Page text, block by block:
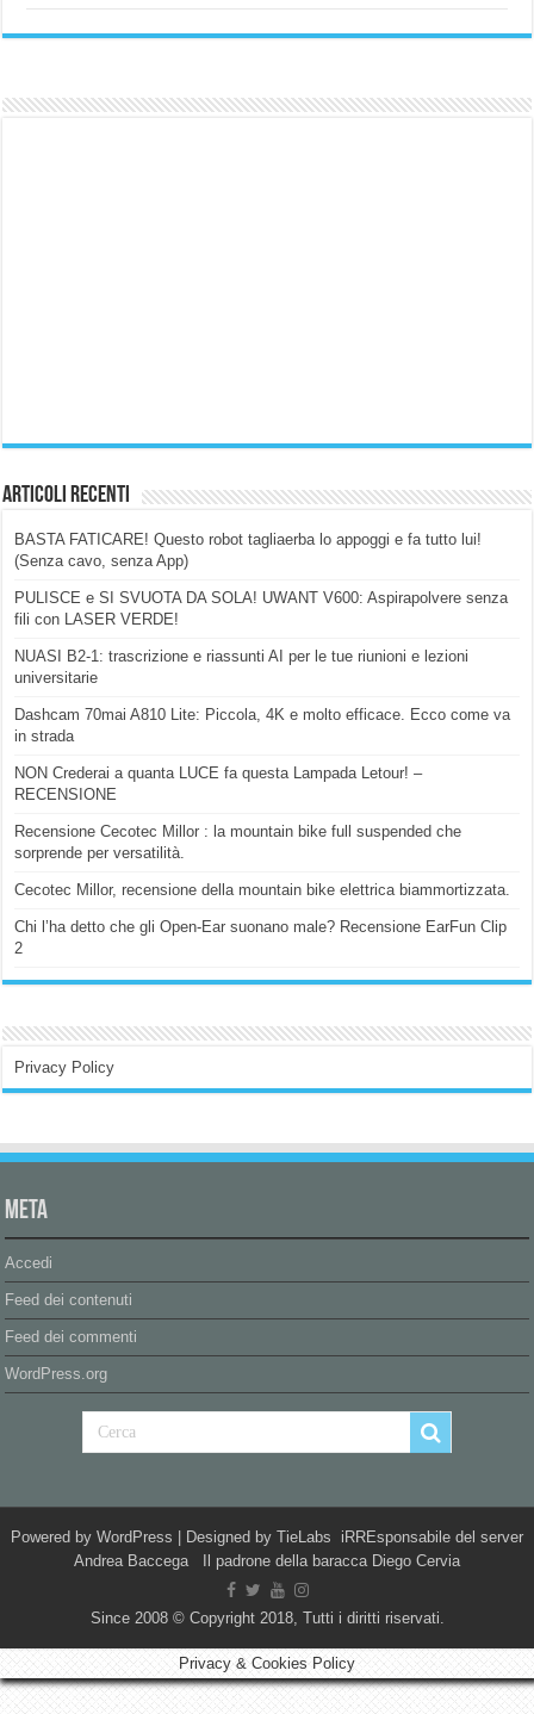
Articoli Recenti
BASTA FATICARE! Questo robot tagliaerba lo appoggi e fa tutto lui!
(Senza cavo, senza App)
PULISCE e SI SVUOTA DA SOLA! UWANT V600: Aspirapolvere senza
fili con LASER VERDE!
NUASI B2-1: trascrizione e riassunti AI per le tue riunioni e lezioni
universitarie
Dashcam 70mai A810 Lite: Piccola, 4K e molto efficace. Ecco come va
in strada
NON Crederai a quanta LUCE fa questa Lampada Letour! –
RECENSIONE
Recensione Cecotec Millor : la mountain bike full suspended che
sorprende per versatilità.
Cecotec Millor, recensione della mountain bike elettrica biammortizzata.
Chi l’ha detto che gli Open-Ear suonano male? Recensione EarFun Clip
2
Privacy Policy
Meta
Accedi
Feed dei contenuti
Feed dei commenti
WordPress.org
Powered by WordPress | Designed by TieLabs iRREsponsabile del server
Andrea Baccega Il padrone della baracca Diego Cervia
Since 2008 © Copyright 2018, Tutti i diritti riservati.
Privacy & Cookies Policy